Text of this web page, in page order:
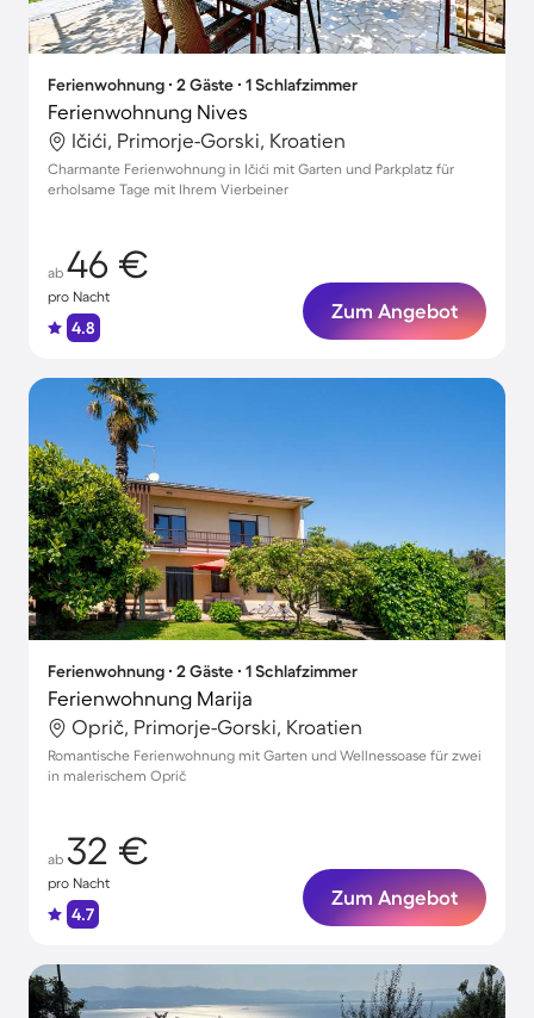
Ferienwohnung ∙ 2 Gäste ∙ 1 Schlafzimmer
Ferienwohnung Nives
Ičići, Primorje-Gorski, Kroatien
Charmante Ferienwohnung in Ičići mit Garten und Parkplatz für
erholsame Tage mit Ihrem Vierbeiner
ab 46 €
pro Nacht
4.8
Zum Angebot
Ferienwohnung ∙ 2 Gäste ∙ 1 Schlafzimmer
Ferienwohnung Marija
Oprič, Primorje-Gorski, Kroatien
Romantische Ferienwohnung mit Garten und Wellnessoase für zwei
in malerischem Oprič
ab 32 €
pro Nacht
4.7
Zum Angebot